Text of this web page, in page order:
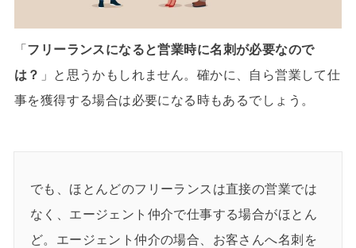
「 フリーランスになると営業時に名刺が必要なので
は？ 」と思うかもしれません。確かに、自ら営業して仕
事を獲得する場合は必要になる時もあるでしょう。
でも、ほとんどのフリーランスは直接の営業では
なく、エージェント仲介で仕事する場合がほとん
ど。エージェント仲介の場合、お客さんへ名刺を